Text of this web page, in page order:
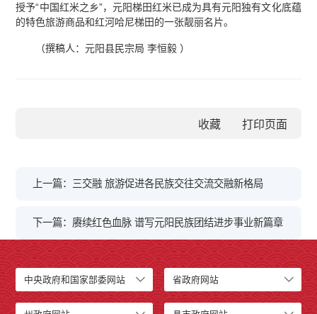
授予“中国红米之乡”，元阳梯田红米已成为具有元阳独有文化底蕴
的特色旅游商品和红河哈尼梯田的一张靓丽名片。
（撰稿人：元阳县民宗局 李恒毅 ）
收藏
上一篇：三交融 旅游促进各民族交往交流交融新格局
下一篇：赓续红色血脉 谱写元阳民族团结进步事业新篇章
中央政府和国家部委网站 省政府网站